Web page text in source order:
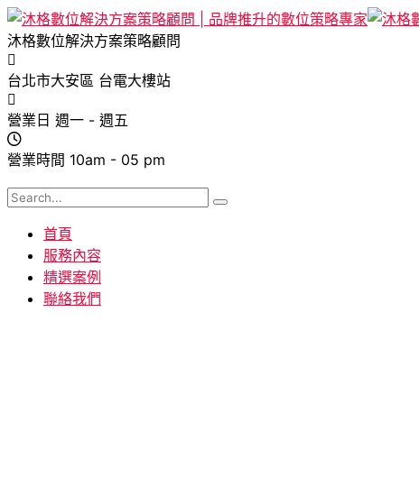
沐格數位解決方案策略顧問
台北市大安區 台電大樓站
營業日 週一 - 週五
營業時間 10am - 05 pm
首頁
服務內容
精選案例
聯絡我們